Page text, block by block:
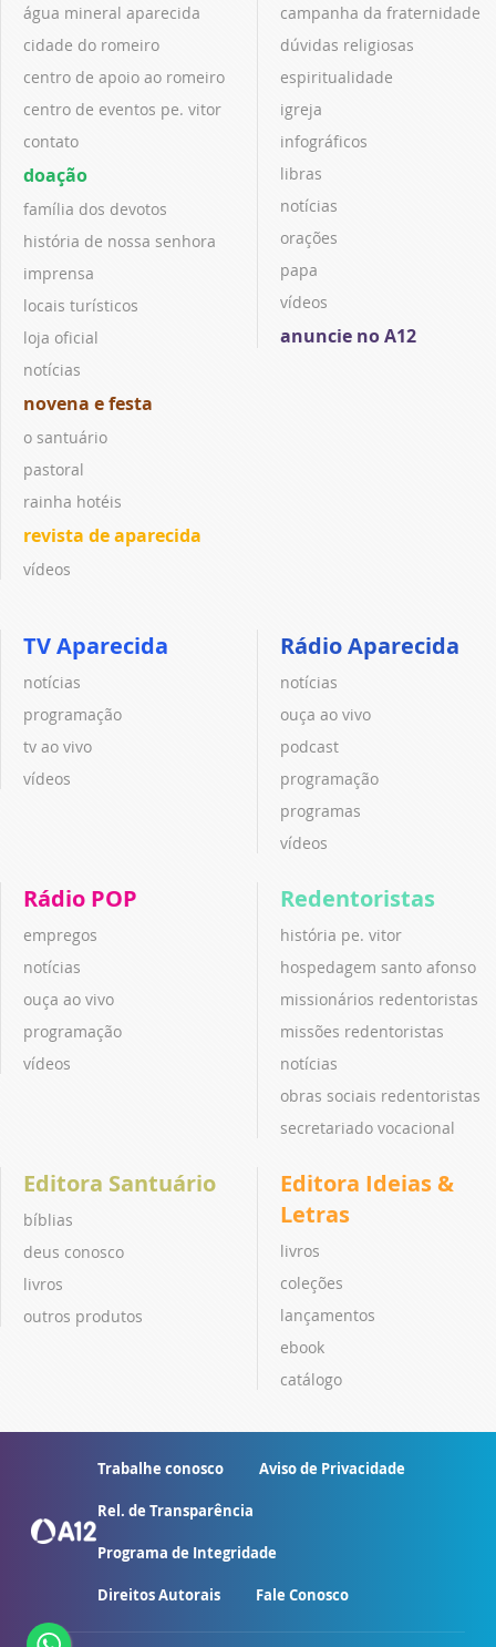
água mineral aparecida
cidade do romeiro
centro de apoio ao romeiro
centro de eventos pe. vitor
contato
doação
família dos devotos
história de nossa senhora
imprensa
locais turísticos
loja oficial
notícias
novena e festa
o santuário
pastoral
rainha hotéis
revista de aparecida
vídeos
campanha da fraternidade
dúvidas religiosas
espiritualidade
igreja
infográficos
libras
notícias
orações
papa
vídeos
anuncie no A12
TV Aparecida
notícias
programação
tv ao vivo
vídeos
Rádio Aparecida
notícias
ouça ao vivo
podcast
programação
programas
vídeos
Rádio POP
empregos
notícias
ouça ao vivo
programação
vídeos
Redentoristas
história pe. vitor
hospedagem santo afonso
missionários redentoristas
missões redentoristas
notícias
obras sociais redentoristas
secretariado vocacional
Editora Santuário
bíblias
deus conosco
livros
outros produtos
Editora Ideias &
Letras
livros
coleções
lançamentos
ebook
catálogo
Trabalhe conosco Aviso de Privacidade
Rel. de Transparência
Programa de Integridade
Direitos Autorais Fale Conosco